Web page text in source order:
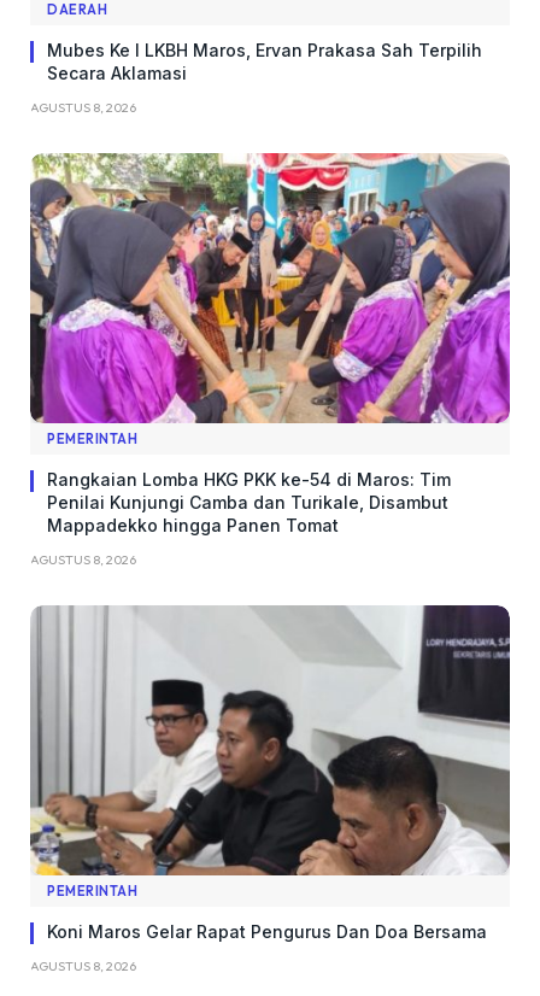
DAERAH
Mubes Ke I LKBH Maros, Ervan Prakasa Sah Terpilih
Secara Aklamasi
AGUSTUS 8, 2026
PEMERINTAH
Rangkaian Lomba HKG PKK ke-54 di Maros: Tim
Penilai Kunjungi Camba dan Turikale, Disambut
Mappadekko hingga Panen Tomat
AGUSTUS 8, 2026
PEMERINTAH
Koni Maros Gelar Rapat Pengurus Dan Doa Bersama
AGUSTUS 8, 2026